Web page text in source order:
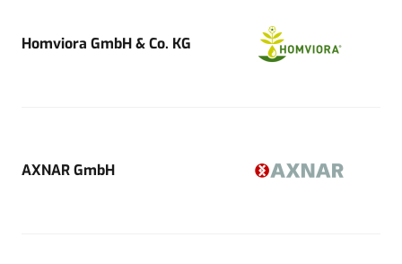
Homviora GmbH & Co. KG
AXNAR GmbH